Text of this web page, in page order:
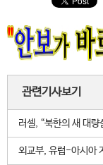
관련기사보기
러셀, “북한의 새 대
외교부, 유럽-아시아